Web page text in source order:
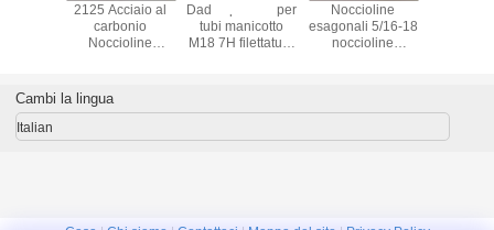
2125 Acciaio al
carbonio
Noccioline
Dado speciale per
tubi manicotto
M18 7H filettatura
Noccioline
esagonali 5/16-18
noccioline
Cambi la lingua
Italian